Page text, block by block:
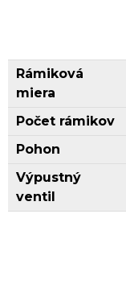
Rámiková
miera
Počet rámikov
Pohon
Výpustný
ventil